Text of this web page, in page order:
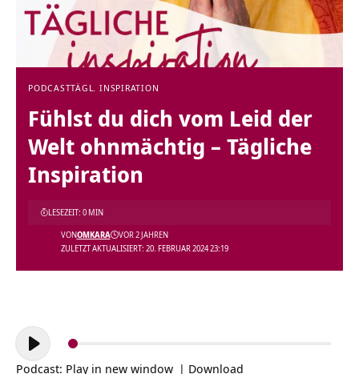
PODCASTTÄGL. INSPIRATION
Fühlst du dich vom Leid der
Welt ohnmächtig – Tägliche
Inspiration
ZULETZT AKTUALISIERT: 20. FEBRUAR 2024 23:19
VONOMKARA VOR 2 JAHREN
LESEZEIT: 0 MIN
Audio-
Player
Podcast: Play in new window | Download